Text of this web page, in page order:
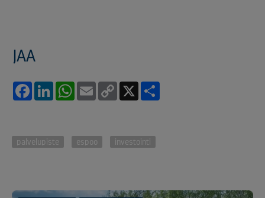
JAA
FacebookLinkedInWhatsApp
Email
Copy
palvelupiste espoo investointi